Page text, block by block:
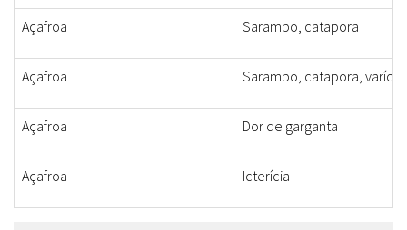
Açafroa Sarampo, catapora
Açafroa Sarampo, catapora, varíola
Açafroa Dor de garganta
Açafroa Icterícia